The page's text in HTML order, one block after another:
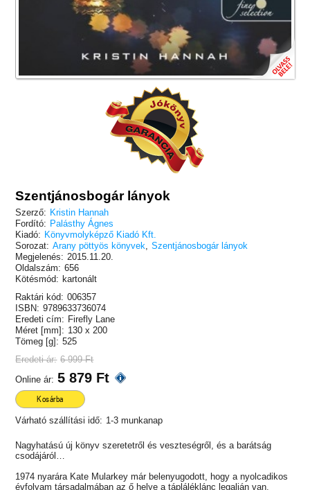
Szentjánosbogár lányok
Szerző: Kristin Hannah
Fordító: Palásthy Ágnes
Kiadó: Könyvmolyképző Kiadó Kft.
Sorozat: Arany pöttyös könyvek
Szentjánosbogár lányok
Megjelenés: 2015.11.20.
Oldalszám: 656
Kötésmód: kartonált
Raktári kód: 006357
ISBN: 9789633736074
Eredeti cím: Firefly Lane
Méret [mm]: 130 x 200
Tömeg [g]: 525
Eredeti ár: 6 999 Ft
Online ár: 5 879 Ft
Kosárba
Várható szállítási idő: 1-3 munkanap
Nagyhatású új könyv szeretetről és veszteségről, és a barátság
csodájáról…
1974 nyarára Kate Mularkey már belenyugodott, hogy a nyolcadikos
évfolyam társadalmában az ő helye a tápláléklánc legalján van.